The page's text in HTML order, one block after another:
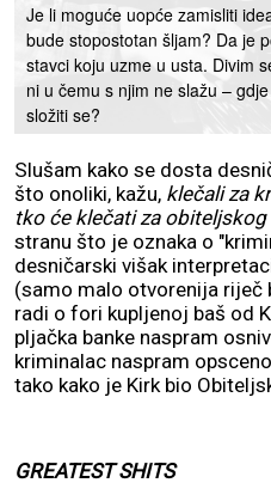
Je li moguće uopće zamisliti
bude stopostotan šljam? Da je
stavci koju uzme u usta. Divim
ni u čemu s njim ne slažu –
složiti se?
Slušam kako se dosta
što onoliki, kažu, klečali za
tko će klečati za
stranu što je oznaka o
desničarski višak
(samo malo otvorenija riječ
radi o fori kupljenoj baš od
pljačka banke naspram
kriminalac naspram
tako kako je Kirk bio
GREATEST SHITS